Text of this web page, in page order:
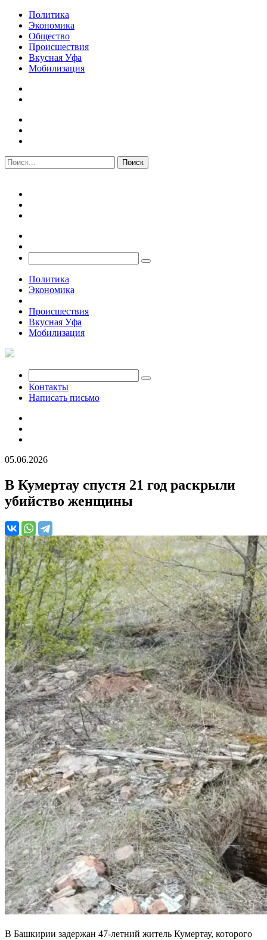
Политика
Экономика
Общество
Происшествия
Вкусная Уфа
Мобилизация
Политика
Экономика
Происшествия
Вкусная Уфа
Мобилизация
Контакты
Написать письмо
05.06.2026
В Кумертау спустя 21 год раскрыли
убийство женщины
В Башкирии задержан 47-летний житель Кумертау, которого